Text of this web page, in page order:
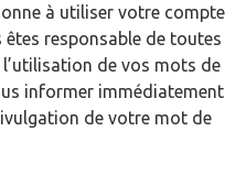
à utiliser votre compte
responsable de toutes
de vos mots de
informer immédiatement
de votre mot de